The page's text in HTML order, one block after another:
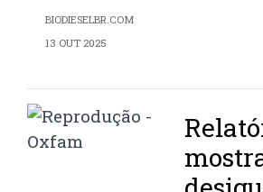
BIODIESELBR.COM
13 OUT 2025